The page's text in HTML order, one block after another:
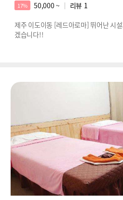
17% 50,000 ~ 리뷰 1
제주 이도이동 [레드아로마] 뛰어난 시
겠습니다!!